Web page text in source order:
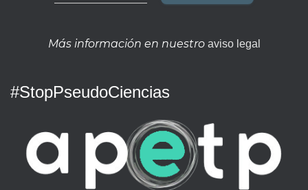
Más información en nuestro aviso legal
#StopPseudoCiencias